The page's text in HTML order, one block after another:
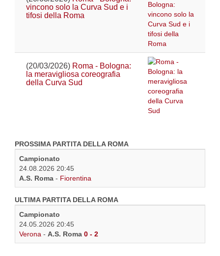
vincono solo la Curva Sud e i
tifosi della Roma
(20/03/2026) Roma - Bologna:
la meravigliosa coreografia
della Curva Sud
PROSSIMA PARTITA DELLA ROMA
Campionato
24.08.2026 20:45
A.S. Roma - Fiorentina
ULTIMA PARTITA DELLA ROMA
Campionato
24.05.2026 20:45
Verona - A.S. Roma 0 - 2